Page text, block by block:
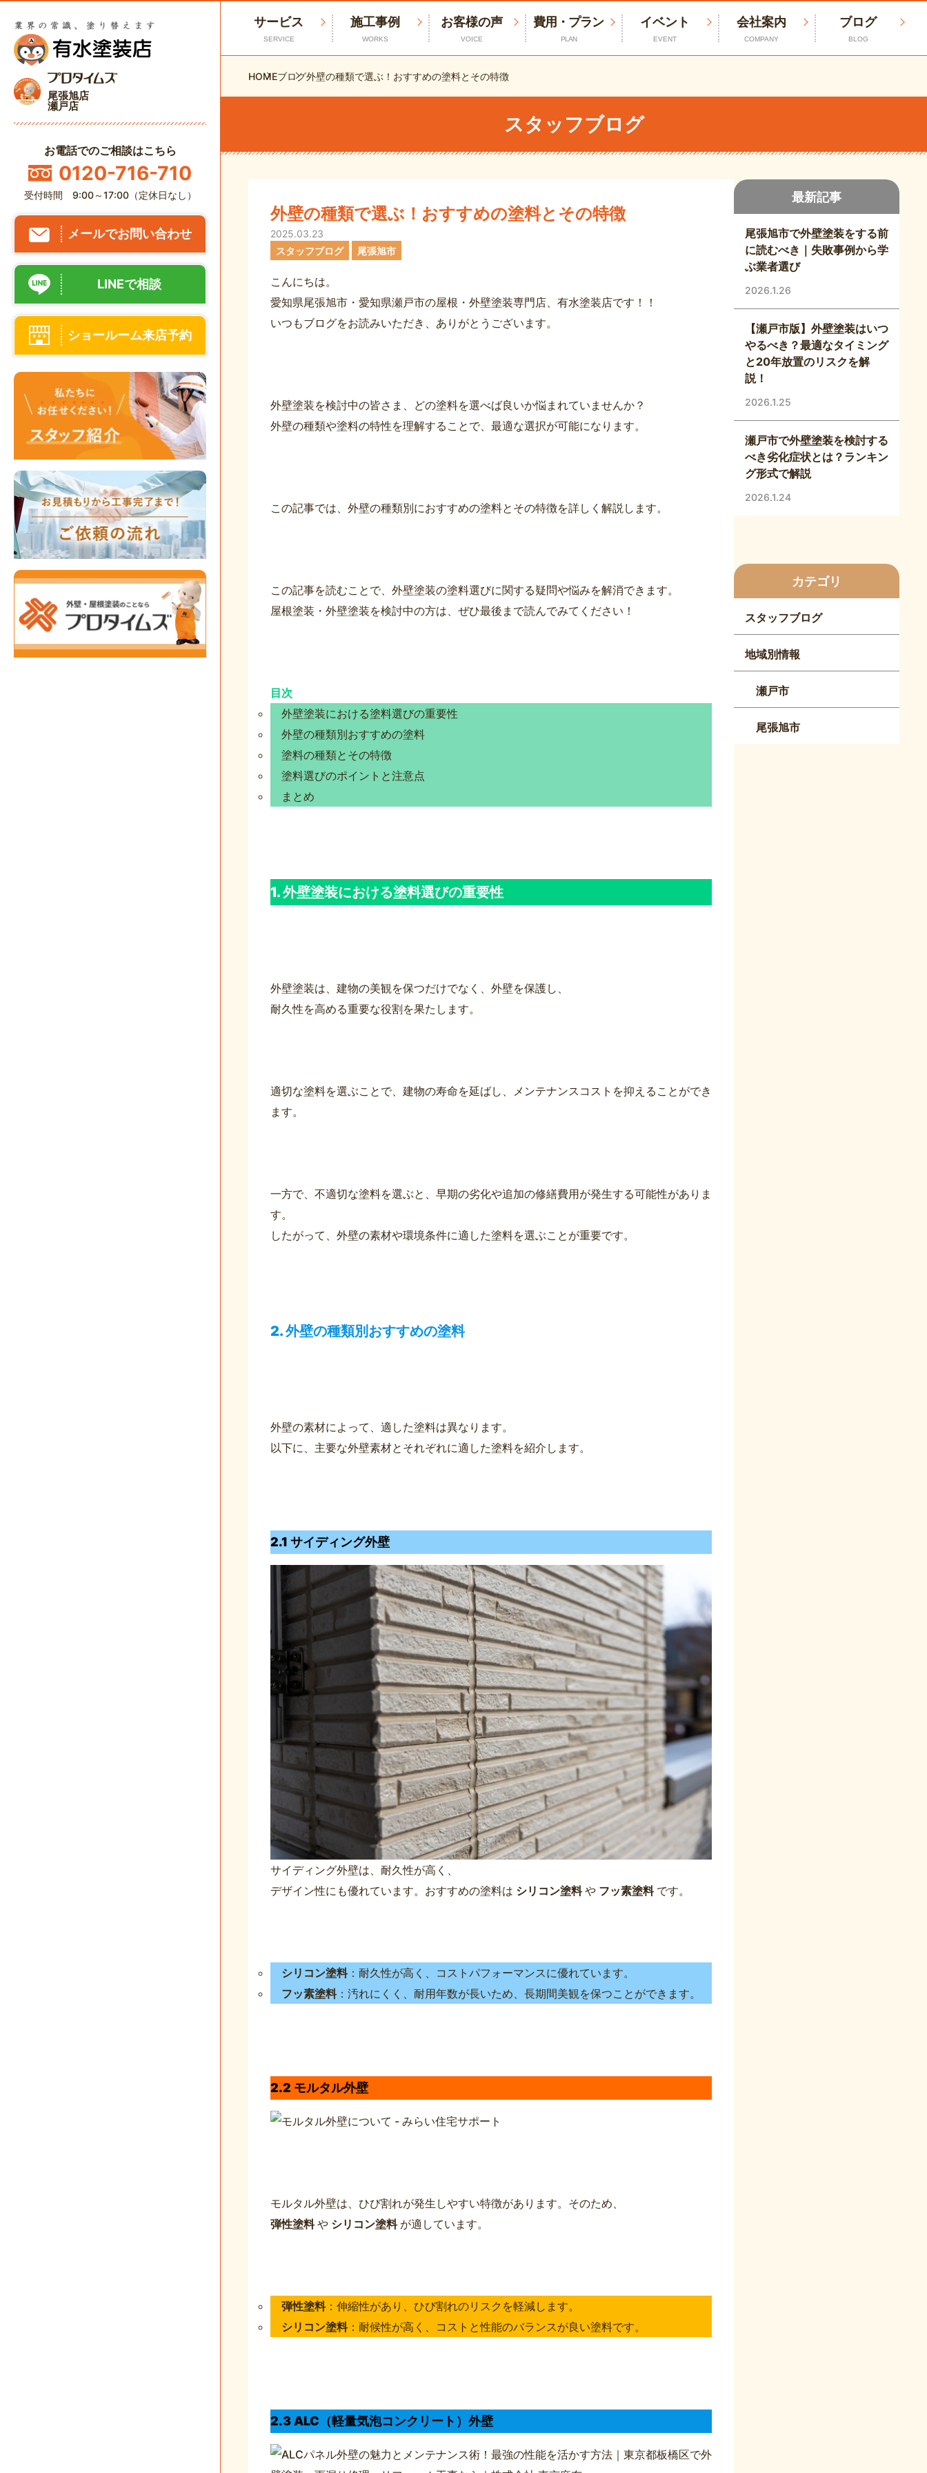
尾張旭店
瀬戸店
お電話でのご相談はこちら
0120-716-710
受付時間 9:00～17:00（定休日なし）
メールでお問い合わせ
LINEで相談
ショールーム来店予約
サービス
SERVICE
施工事例
WORKS
お客様の声
VOICE
費用・プラン
PLAN
イベント
EVENT
会社案内
COMPANY
ブログ
BLOG
HOMEブログ外壁の種類で選ぶ！おすすめの塗料とその特徴
スタッフブログ
外壁の種類で選ぶ！おすすめの塗料とその特徴
2025.03.23
スタッフブログ
尾張旭市
こんにちは。
愛知県尾張旭市・愛知県瀬戸市の屋根・外壁塗装専門店、有水塗装店です！！
いつもブログをお読みいただき、ありがとうございます。
外壁塗装を検討中の皆さま、どの塗料を選べば良いか悩まれていませんか？
外壁の種類や塗料の特性を理解することで、最適な選択が可能になります。
この記事では、外壁の種類別におすすめの塗料とその特徴を詳しく解説します。
この記事を読むことで、外壁塗装の塗料選びに関する疑問や悩みを解消できます。
屋根塗装・外壁塗装を検討中の方は、ぜひ最後まで読んでみてください！
目次
外壁塗装における塗料選びの重要性
外壁の種類別おすすめの塗料
塗料の種類とその特徴
塗料選びのポイントと注意点
まとめ
1. 外壁塗装における塗料選びの重要性
外壁塗装は、建物の美観を保つだけでなく、外壁を保護し、
耐久性を高める重要な役割を果たします。
適切な塗料を選ぶことで、建物の寿命を延ばし、メンテナンスコストを抑えることができ
ます。
一方で、不適切な塗料を選ぶと、早期の劣化や追加の修繕費用が発生する可能性がありま
す。
したがって、外壁の素材や環境条件に適した塗料を選ぶことが重要です。
2. 外壁の種類別おすすめの塗料
外壁の素材によって、適した塗料は異なります。
以下に、主要な外壁素材とそれぞれに適した塗料を紹介します。
2.1 サイディング外壁
サイディング外壁は、耐久性が高く、
デザイン性にも優れています。おすすめの塗料は シリコン塗料や フッ素塗料です。
シリコン塗料：耐久性が高く、コストパフォーマンスに優れています。
フッ素塗料：汚れにくく、耐用年数が長いため、長期間美観を保つことができます。
2.2 モルタル外壁
モルタル外壁は、ひび割れが発生しやすい特徴があります。そのため、
弾性塗料や シリコン塗料が適しています。
弾性塗料：伸縮性があり、ひび割れのリスクを軽減します。
シリコン塗料：耐候性が高く、コストと性能のバランスが良い塗料です。
2.3 ALC（軽量気泡コンクリート）外壁
最新記事
尾張旭市で外壁塗装をする前
に読むべき｜失敗事例から学
ぶ業者選び
2026.1.26
【瀬戸市版】外壁塗装はいつ
やるべき？最適なタイミング
と20年放置のリスクを解
説！
2026.1.25
瀬戸市で外壁塗装を検討する
べき劣化症状とは？ランキン
グ形式で解説
2026.1.24
カテゴリ
スタッフブログ
地域別情報
瀬戸市
尾張旭市